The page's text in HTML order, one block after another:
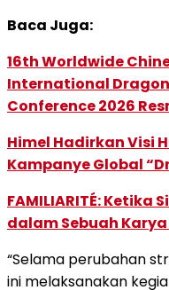
Baca Juga:
16th Worldwide
International
Conference 2026
Himel Hadirkan Visi
Kampanye Global
FAMILIARITÉ: Ketika
dalam Sebuah
“Selama perubahan
ini melaksanakan